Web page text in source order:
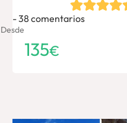
38 comentarios
Desde
135€